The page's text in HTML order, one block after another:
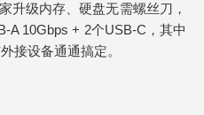
升级内存、硬盘无需螺丝刀，
A 10Gbps + 2个USB-C，其中
接设备通通搞定。